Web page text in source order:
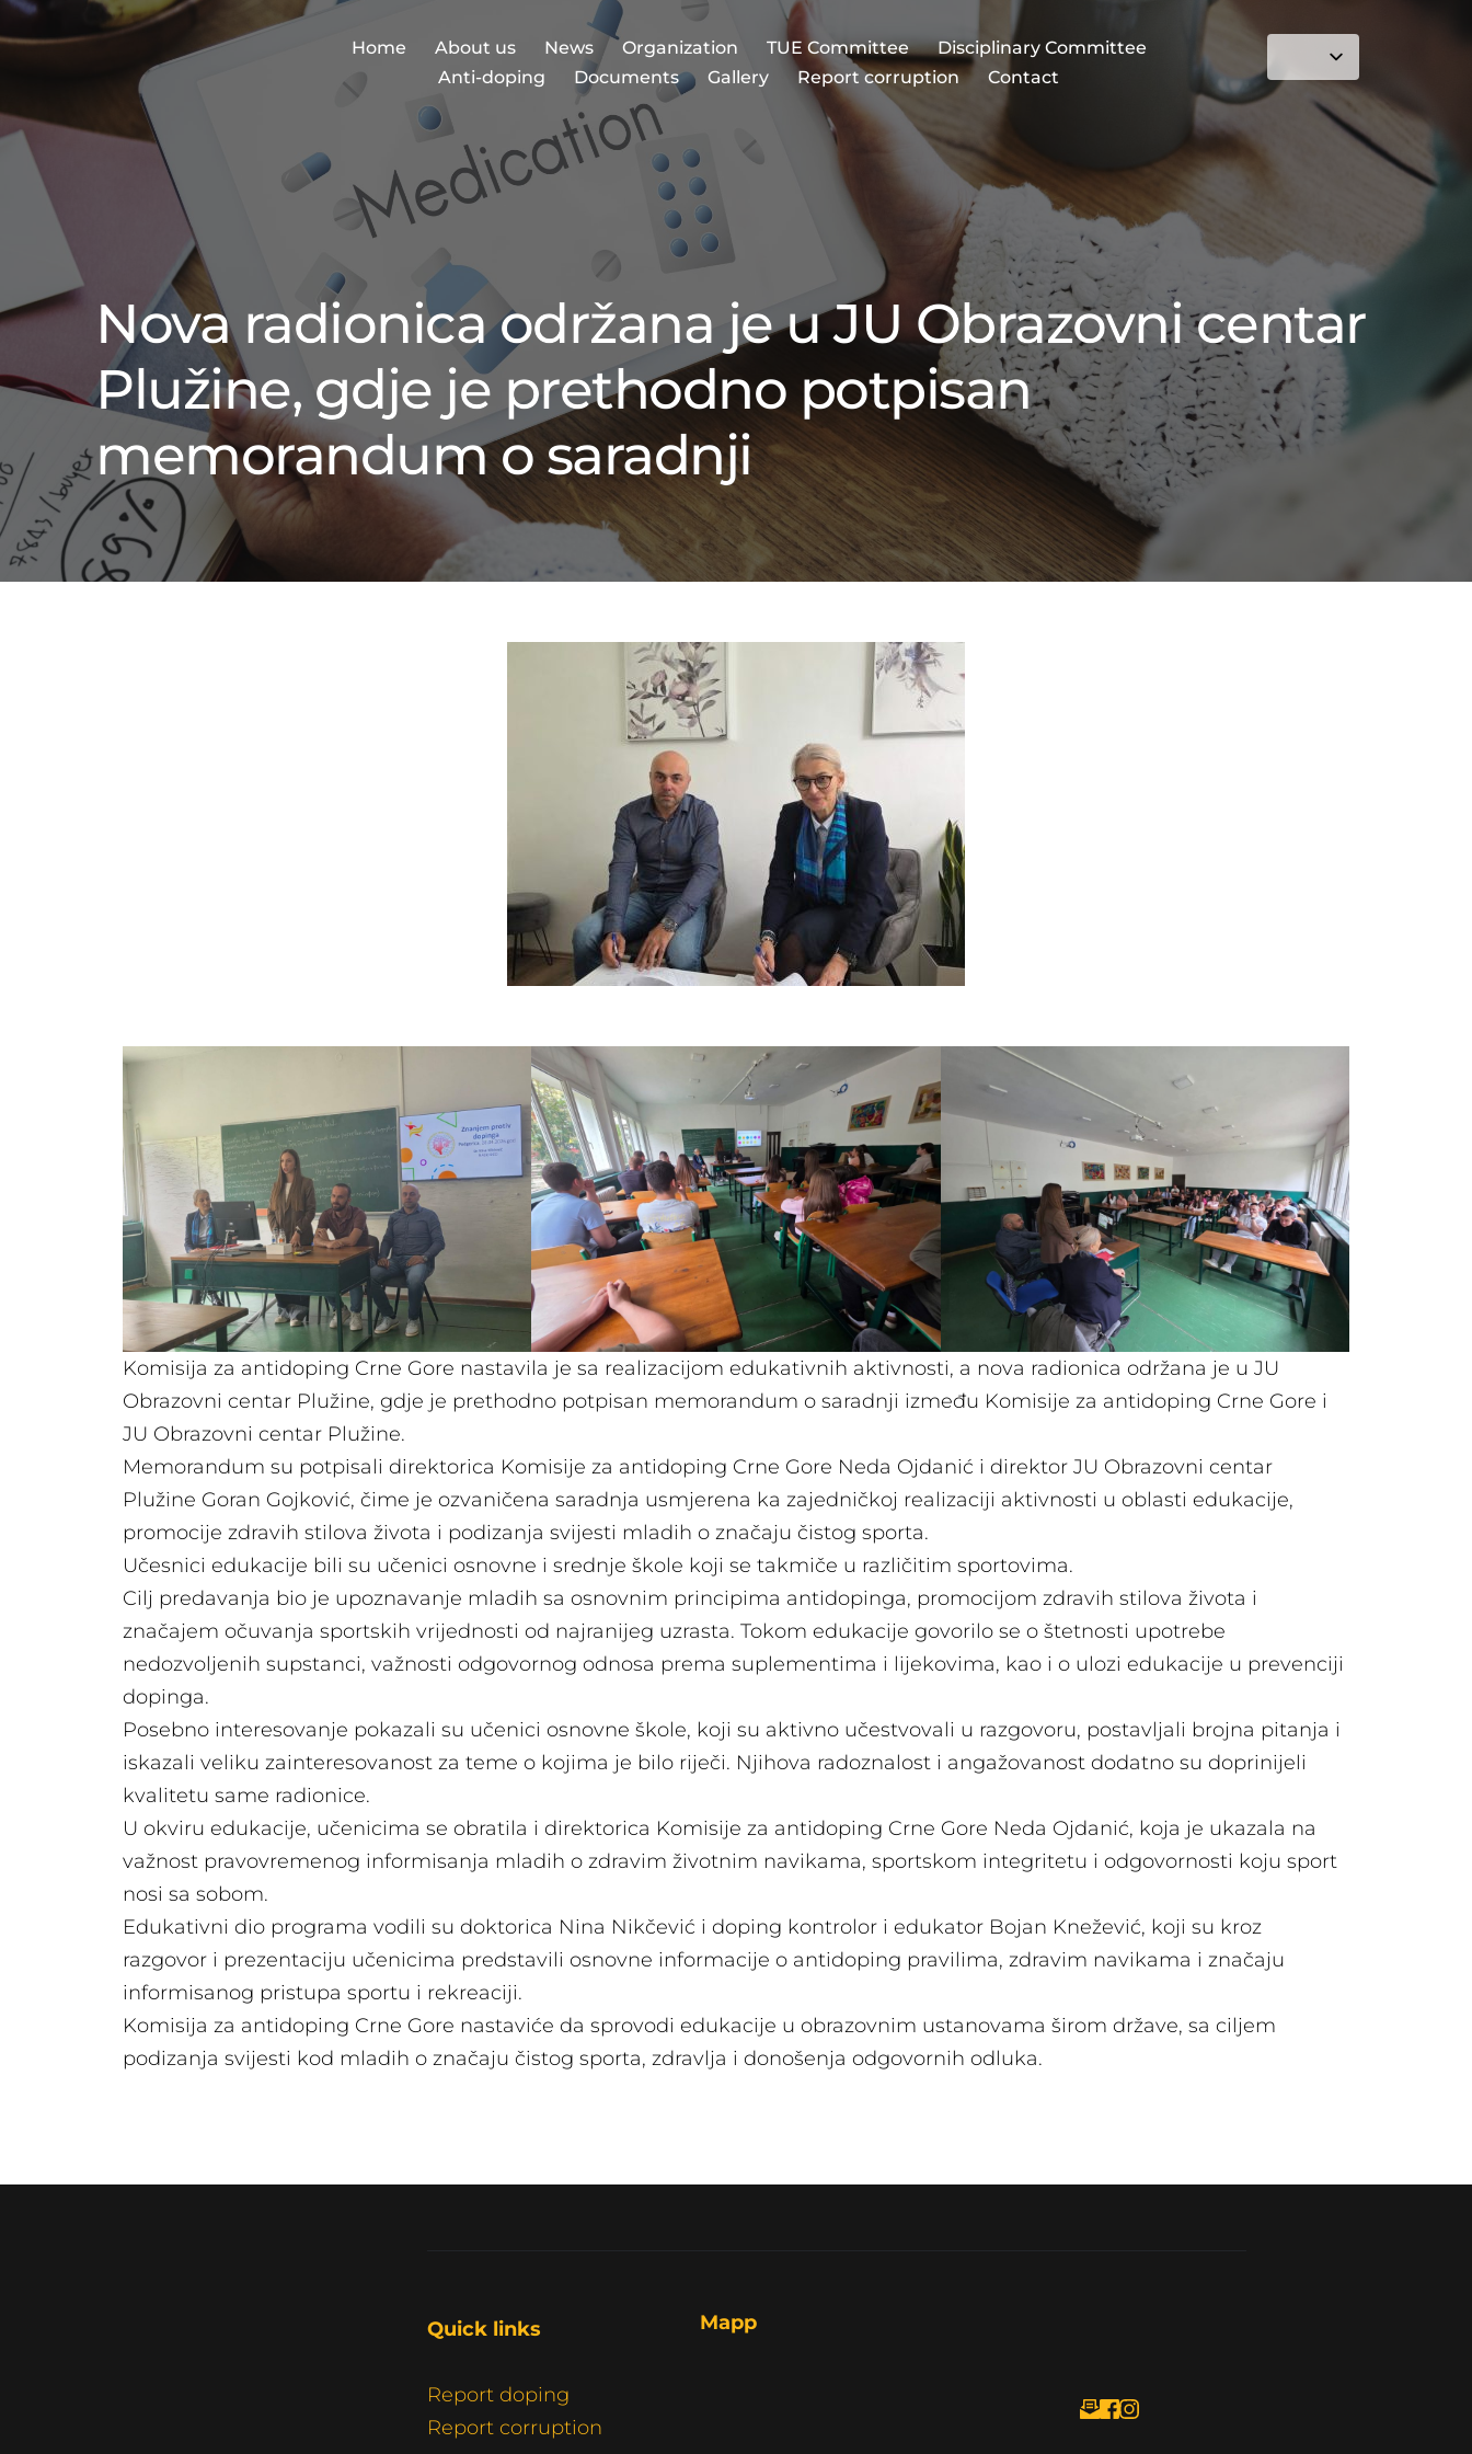
Home About us News Organization TUE Committee
Disciplinary Committee
Anti-doping
Documents Gallery Report corruption Contact
Nova radionica održana je u JU Obrazovni centar
Plužine, gdje je prethodno potpisan
memorandum o saradnji
Komisija za antidoping Crne Gore nastavila je sa realizacijom edukativnih aktivnosti, a nova radionica održana je u JU
Obrazovni centar Plužine, gdje je prethodno potpisan memorandum o saradnji između Komisije za antidoping Crne Gore i
JU Obrazovni centar Plužine.
Memorandum su potpisali direktorica Komisije za antidoping Crne Gore Neda Ojdanić i direktor JU Obrazovni centar
Plužine Goran Gojković, čime je ozvaničena saradnja usmjerena ka zajedničkoj realizaciji aktivnosti u oblasti edukacije,
promocije zdravih stilova života i podizanja svijesti mladih o značaju čistog sporta.
Učesnici edukacije bili su učenici osnovne i srednje škole koji se takmiče u različitim sportovima.
Cilj predavanja bio je upoznavanje mladih sa osnovnim principima antidopinga, promocijom zdravih stilova života i
značajem očuvanja sportskih vrijednosti od najranijeg uzrasta. Tokom edukacije govorilo se o štetnosti upotrebe
nedozvoljenih supstanci, važnosti odgovornog odnosa prema suplementima i lijekovima, kao i o ulozi edukacije u prevenciji
dopinga.
Posebno interesovanje pokazali su učenici osnovne škole, koji su aktivno učestvovali u razgovoru, postavljali brojna pitanja i
iskazali veliku zainteresovanost za teme o kojima je bilo riječi. Njihova radoznalost i angažovanost dodatno su doprinijeli
kvalitetu same radionice.
U okviru edukacije, učenicima se obratila i direktorica Komisije za antidoping Crne Gore Neda Ojdanić, koja je ukazala na
važnost pravovremenog informisanja mladih o zdravim životnim navikama, sportskom integritetu i odgovornosti koju sport
nosi sa sobom.
Edukativni dio programa vodili su doktorica Nina Nikčević i doping kontrolor i edukator Bojan Knežević, koji su kroz
razgovor i prezentaciju učenicima predstavili osnovne informacije o antidoping pravilima, zdravim navikama i značaju
informisanog pristupa sportu i rekreaciji.
Komisija za antidoping Crne Gore nastaviće da sprovodi edukacije u obrazovnim ustanovama širom države, sa ciljem
podizanja svijesti kod mladih o značaju čistog sporta, zdravlja i donošenja odgovornih odluka.
Quick links
Report doping
Report corruption
Mapp